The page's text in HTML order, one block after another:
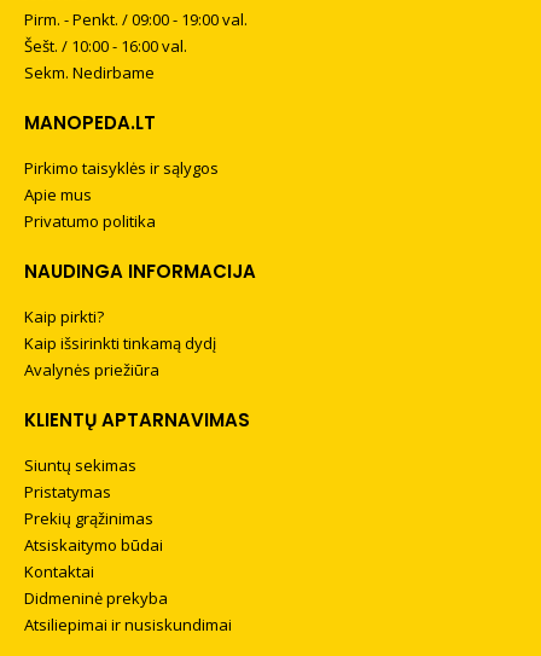
Pirm. - Penkt. / 09:00 - 19:00 val.
Šešt. / 10:00 - 16:00 val.
Sekm. Nedirbame
MANOPEDA.LT
Pirkimo taisyklės ir sąlygos
Apie mus
Privatumo politika
NAUDINGA INFORMACIJA
Kaip pirkti?
Kaip išsirinkti tinkamą dydį
Avalynės priežiūra
KLIENTŲ APTARNAVIMAS
Siuntų sekimas
Pristatymas
Prekių grąžinimas
Atsiskaitymo būdai
Kontaktai
Didmeninė prekyba
Atsiliepimai ir nusiskundimai